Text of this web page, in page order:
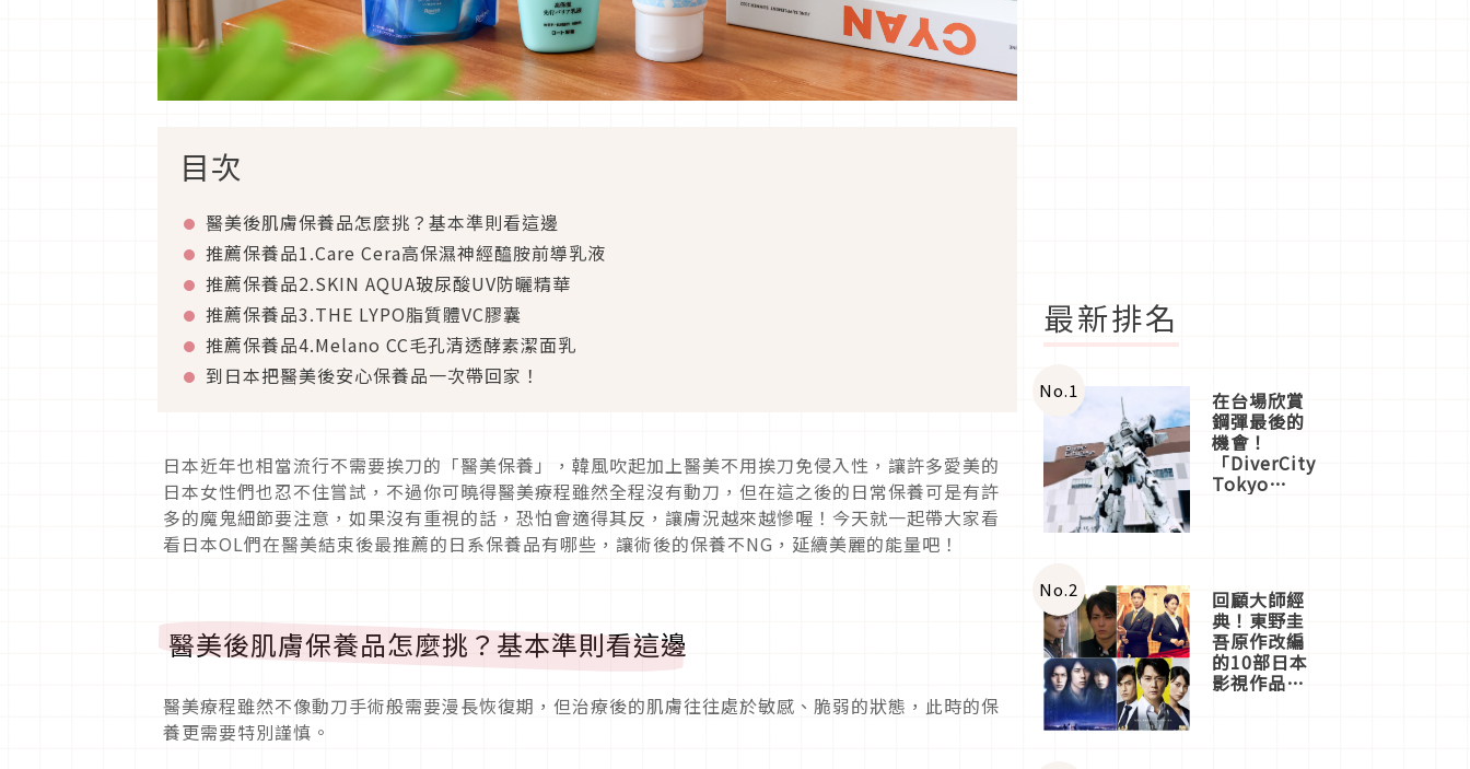
目次
醫美後肌膚保養品怎麼挑？基本準則看這邊
推薦保養品1.Care Cera高保濕神經醯胺前導乳液
推薦保養品2.SKIN AQUA玻尿酸UV防曬精華
推薦保養品3.THE LYPO脂質體VC膠囊
推薦保養品4.Melano CC毛孔清透酵素潔面乳
到日本把醫美後安心保養品一次帶回家！
日本近年也相當流行不需要挨刀的「醫美保養」，韓風吹起加上醫美不用挨刀免侵入性，讓許多愛美的
日本女性們也忍不住嘗試，不過你可曉得醫美療程雖然全程沒有動刀，但在這之後的日常保養可是有許
多的魔鬼細節要注意，如果沒有重視的話，恐怕會適得其反，讓膚況越來越慘喔！今天就一起帶大家看
看日本OL們在醫美結束後最推薦的日系保養品有哪些，讓術後的保養不NG，延續美麗的能量吧！
醫美後肌膚保養品怎麼挑？基本準則看這邊
醫美療程雖然不像動刀手術般需要漫長恢復期，但治療後的肌膚往往處於敏感、脆弱的狀態，此時的保
養更需要特別謹慎。
最新排名
No.1 在台場欣賞
鋼彈最後的
機會！
「DiverCity
Tokyo
體驗
No.2 回顧大師經
典！東野圭
吾原作改編
的10部日本
影視作品推